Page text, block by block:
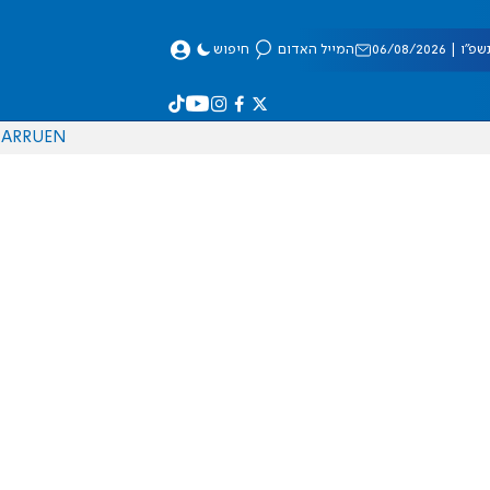
08/2026 המייל האדום חיפוש
EN
RU
AR